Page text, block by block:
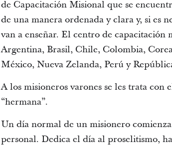
de Capacitación Misional que se
de una manera ordenada y clara y, si es
van a enseñar. El centro de capacitación
Argentina, Brasil, Chile, Colombia,
México, Nueva Zelanda, Perú y
A los misioneros varones se les trata
“hermana”.
Un día normal de un misionero
personal. Dedica el día al proselitismo,